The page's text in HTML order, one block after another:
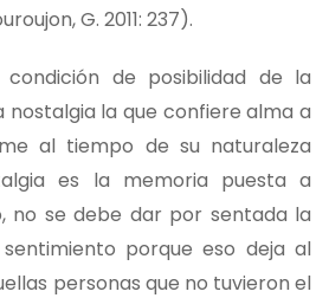
G. 2011: 237).
de posibilidad de la
nostalgia la que confiere alma a
al tiempo de su naturaleza
es la memoria puesta a
no se debe dar por sentada la
porque eso deja al
personas que no tuvieron el